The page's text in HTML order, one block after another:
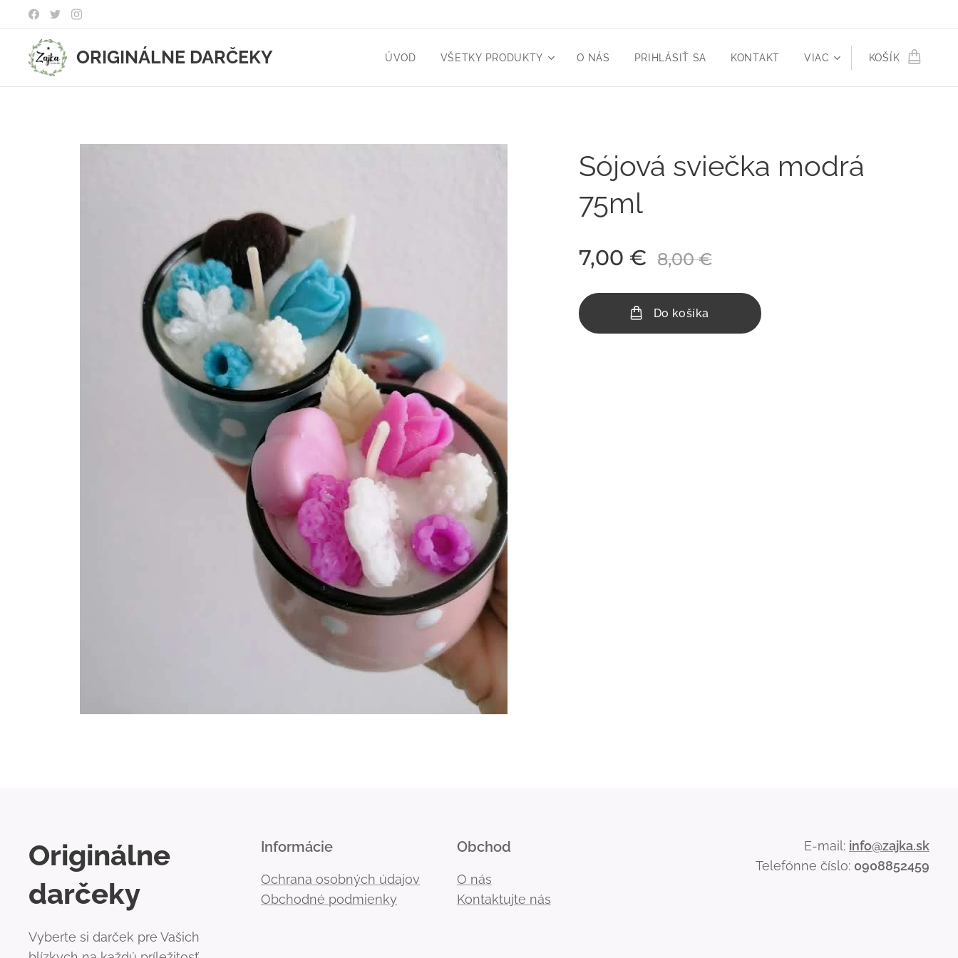
ORIGINÁLNE DARČEKY ÚVOD VŠETKY PRODUKTY O NÁS PRIHLÁSIŤ SA KONTAKT VIAC KOŠÍK
Sójová sviečka modrá
75ml
7,00 € 8,00€
Do košíka
Originálne
darčeky
Vyberte si darček pre Vašich
Informácie
Ochrana osobných údajov
Obchodné podmienky
Obchod
O nás
Kontaktujte nás
E-mail: info@zajka.sk
Telefónne číslo: 0908852459